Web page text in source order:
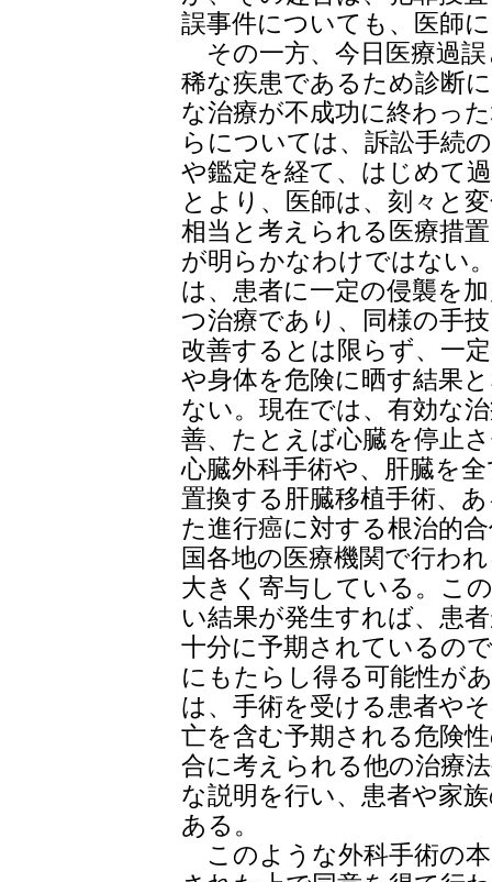
誤事件についても、医師
その一方、今日医療過
稀な疾患であるため診断
な治療が不成功に終わっ
らについては、訴訟手続
や鑑定を経て、はじめて
とより、医師は、刻々と
相当と考えられる医療措
が明らかなわけではない
は、患者に一定の侵襲を
つ治療であり、同様の手
改善するとは限らず、一
や身体を危険に晒す結果
ない。現在では、有効な
善、たとえば心臓を停止
心臓外科手術や、肝臓を
置換する肝臓移植手術、
た進行癌に対する根治的
国各地の医療機関で行わ
大きく寄与している。こ
い結果が発生すれば、患
十分に予期されているの
にもたらし得る可能性が
は、手術を受ける患者や
亡を含む予期される危険
合に考えられる他の治療
な説明を行い、患者や家
ある。
このような外科手術の